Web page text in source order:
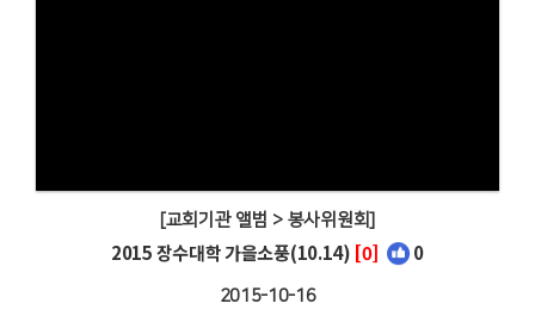
[교회기관 앨범 > 봉사위원회]
2015 장수대학 가을소풍(10.14) [0] 0
2015-10-16